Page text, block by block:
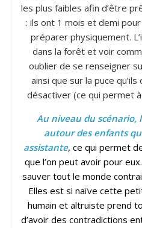
les plus faibles afin d’être
: ils ont 1 mois et demi
préparer physiquement.
dans la forêt et voir
oublier de se renseigner
ainsi que sur la puce
désactiver (ce qui permet
Au niveau du scénario,
autour des enfants
assistante, ce qui permet
que l’on peut avoir pour
sauver tout le monde
Elles est si naïve cette
humain et altruiste prend
d’avoir des contradictions